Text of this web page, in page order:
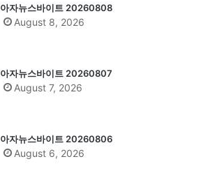
아자뉴스바이트 20260808
August 8, 2026
아자뉴스바이트 20260807
August 7, 2026
아자뉴스바이트 20260806
August 6, 2026